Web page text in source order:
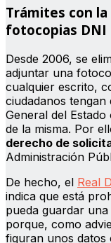
Trámites con
fotocopias DNI
Desde 2006, se
adjuntar una
cualquier escrito,
ciudadanos
General del
de la misma. Por
derecho de
Administración
De hecho, el Real
indica que está
pueda guardar
porque, como
figuran unos datos